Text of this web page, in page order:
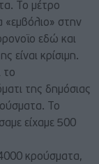
Το μέτρο
«εμβόλιο» στην
εδώ και
είναι κρίσιμη.
το
της δημόσιας
Το
είχαμε 500
κρούσματα,